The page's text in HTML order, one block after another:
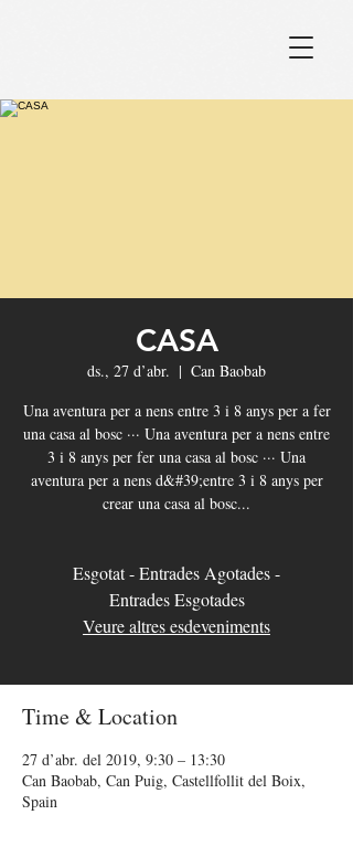
CASA
ds., 27 d’abr.
  |
Can Baobab
Una aventura per a nens entre 3 i 8 anys per a fer
una casa al bosc ··· Una aventura per a nens entre
3 i 8 anys per fer una casa al bosc ··· Una
aventura per a nens d&#39;entre 3 i 8 anys per
crear una casa al bosc...
Esgotat - Entrades Agotades -
Entrades Esgotades
Veure altres esdeveniments
Time & Location
27 d’abr. del 2019, 9:30 – 13:30
Can Baobab, Can Puig, Castellfollit del Boix,
Spain